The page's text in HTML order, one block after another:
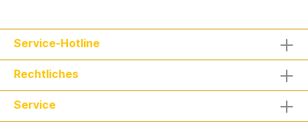
Service-Hotline
Rechtliches
Service